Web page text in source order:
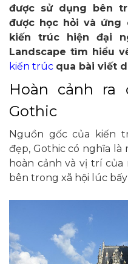
được sử dụng bên
được học hỏi và ứng
kiến trúc hiện đại
Landscape tìm hiểu
kiến trúc qua bài viết
Hoàn cảnh
Gothic
Nguồn gốc của kiến
đẹp, Gothic có nghĩa
hoàn cảnh và vị trí
bên trong xã hội lúc bấy